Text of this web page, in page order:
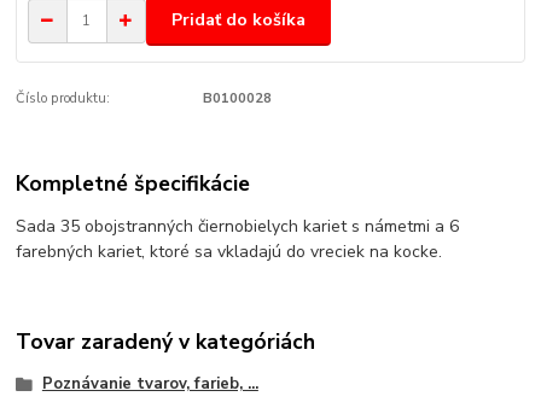
Pridať do košíka
Číslo produktu: B0100028
Kompletné špecifikácie
Sada 35 obojstranných čiernobielych kariet s námetmi a 6
farebných kariet, ktoré sa vkladajú do vreciek na kocke.
Tovar zaradený v kategóriách
Poznávanie tvarov, farieb, ...